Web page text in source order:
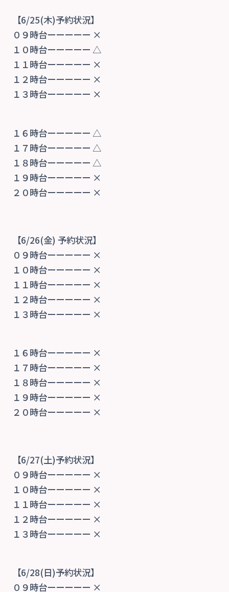
【6/25(木)予約状況】
０９時台ーーーーー ×
１０時台ーーーーー △
１１時台ーーーーー ×
１２時台ーーーーー ×
１３時台ーーーーー ×
１６時台ーーーーー △
１７時台ーーーーー △
１８時台ーーーーー △
１９時台ーーーーー ×
２０時台ーーーーー ×
【6/26(金) 予約状況】
０９時台ーーーーー ×
１０時台ーーーーー ×
１１時台ーーーーー ×
１２時台ーーーーー ×
１３時台ーーーーー ×
１６時台ーーーーー ×
１７時台ーーーーー ×
１８時台ーーーーー ×
１９時台ーーーーー ×
２０時台ーーーーー ×
【6/27(土)予約状況】
０９時台ーーーーー ×
１０時台ーーーーー ×
１１時台ーーーーー ×
１２時台ーーーーー ×
１３時台ーーーーー ×
【6/28(日)予約状況】
０９時台ーーーーー ×